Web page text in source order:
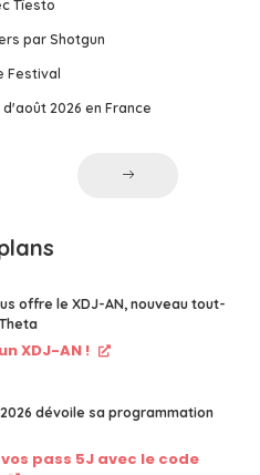
Tîesto
par Shotgun
Festival
2026 en France
offre le XDJ-AN, nouveau tout-
XDJ-AN !
dévoile sa programmation
vos pass 5J avec le code